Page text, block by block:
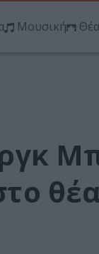
Μουσική